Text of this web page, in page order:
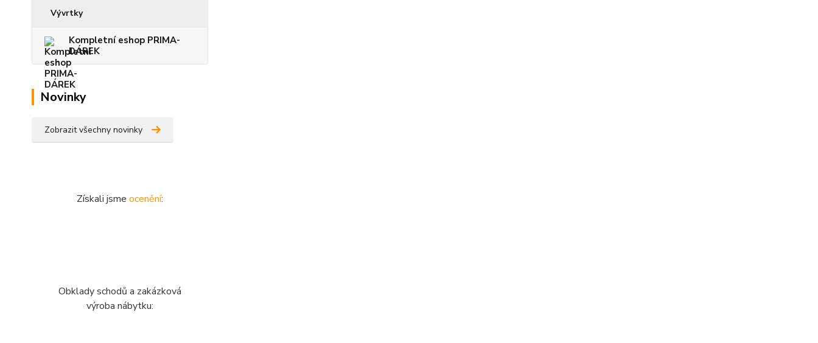
Vývrtky
Kompletní eshop PRIMA-
DÁREK
Novinky
Zobrazit všechny novinky
Získali jsme ocenění:
Obklady schodů a zakázková
výroba nábytku: